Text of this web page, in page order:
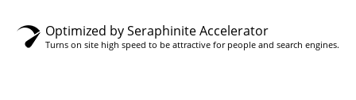
Optimized by Seraphinite Accelerator
Turns on site high speed to be attractive for people and search engines.